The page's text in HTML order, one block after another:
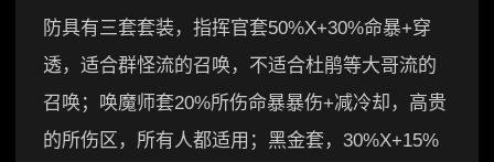
防具有三套套装，指挥官套50%X+30%命暴+穿
透，适合群怪流的召唤，不适合杜鹃等大哥流的
召唤；唤魔师套20%所伤命暴暴伤+减冷却，高贵
的所伤区，所有人都适用；黑金套，30%X+15%